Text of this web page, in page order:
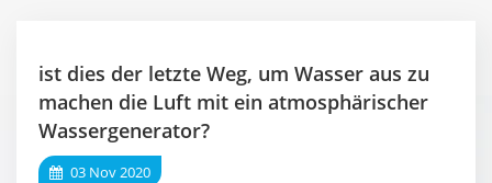
ist dies der letzte Weg, um Wasser aus zu
machen die Luft mit ein atmosphärischer
Wassergenerator?
03 Nov 2020